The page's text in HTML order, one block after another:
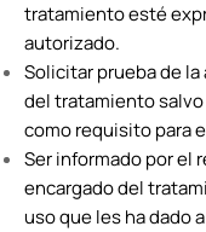
tratamiento esté
autorizado.
Solicitar prueba de
del tratamiento
como requisito para
Ser informado por el
encargado del
uso que les ha dado